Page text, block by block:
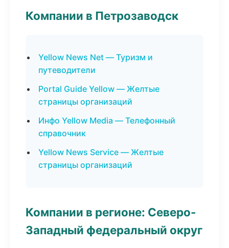
Компании в Петрозаводск
Yellow News Net — Туризм и
путеводители
Portal Guide Yellow — Желтые
страницы организаций
Инфо Yellow Media — Телефонный
справочник
Yellow News Service — Желтые
страницы организаций
Компании в регионе: Северо-
Западный федеральный округ